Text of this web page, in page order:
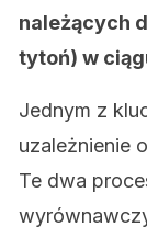
należących
tytoń) w
Jednym z
uzależnienie
Te dwa